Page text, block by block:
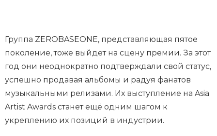
Группа ZEROBASEONE, представляющая пятое
поколение, тоже выйдет на сцену премии. За этот
год они неоднократно подтверждали свой статус,
успешно продавая альбомы и радуя фанатов
музыкальными релизами. Их выступление на Asia
Artist Awards станет ещё одним шагом к
укреплению их позиций в индустрии.